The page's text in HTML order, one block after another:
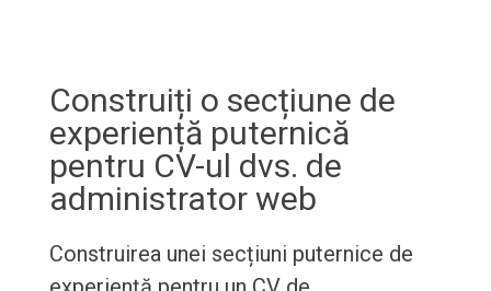
Construiți o secțiune de
experiență puternică
pentru CV-ul dvs. de
administrator web
Construirea unei secțiuni puternice de